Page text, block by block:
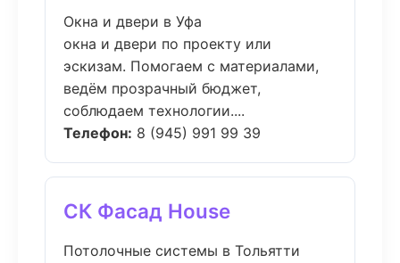
Окна и двери в Уфа
окна и двери по проекту или
эскизам. Помогаем с материалами,
ведём прозрачный бюджет,
соблюдаем технологии....
Телефон: 8 (945) 991 99 39
СК Фасад House
Потолочные системы в Тольятти